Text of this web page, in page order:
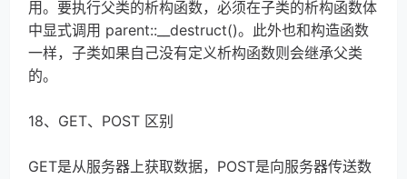
用。要执行父类的析构函数，必须在子类的析构函数体
中显式调用 parent::__destruct()。此外也和构造函数
一样，子类如果自己没有定义析构函数则会继承父类
的。
18、GET、POST 区别
GET是从服务器上获取数据，POST是向服务器传送数